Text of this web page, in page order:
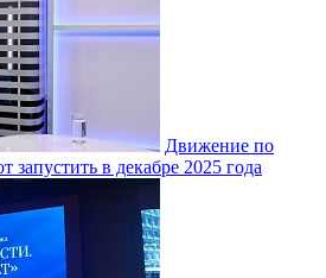
Движение по
в декабре 2025 года